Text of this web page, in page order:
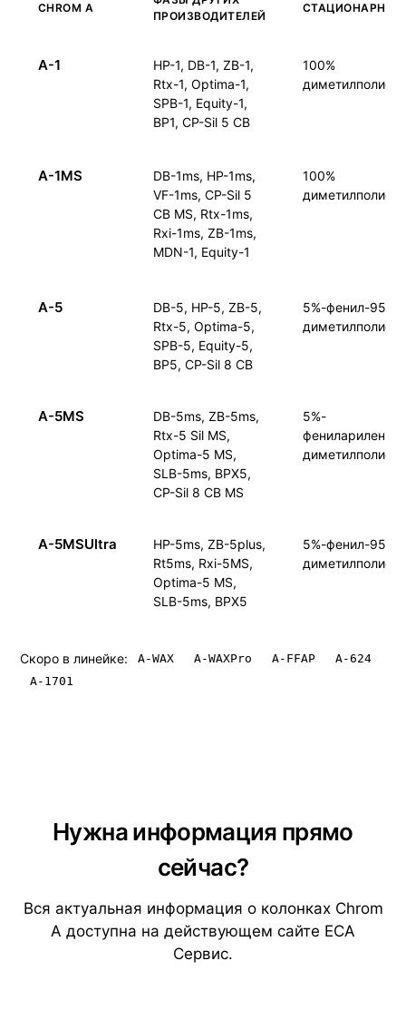
CHROM A
ПРОИЗВОДИТЕЛЕЙ
A-1
HP-1, DB-1, ZB-1,
Rtx-1, Optima-1,
SPB-1, Equity-1,
BP1, CP-Sil 5 CB
100%
A-1MS
DB-1ms, HP-1ms,
VF-1ms, CP-Sil 5
CB MS, Rtx-1ms,
Rxi-1ms, ZB-1ms,
MDN-1, Equity-1
100%
A-5
DB-5, HP-5, ZB-5,
Rtx-5, Optima-5,
SPB-5, Equity-5,
BP5, CP-Sil 8 CB
5%-фенил-95%-
A-5MS
DB-5ms, ZB-5ms,
Rtx-5 Sil MS,
Optima-5 MS,
SLB-5ms, BPX5,
CP-Sil 8 CB MS
5%-
фениларилен-
A-5MSUltra
HP-5ms, ZB-5plus,
Rt5ms, Rxi-5MS,
Optima-5 MS,
SLB-5ms, BPX5
5%-фенил-95%-
Скоро в линейке: A-WAX A-WAXPro A-FFAP
A-624
A-1701
Нужна информация прямо
сейчас?
Вся актуальная информация о колонках Chrom
A доступна на действующем сайте ЕСА
Сервис.